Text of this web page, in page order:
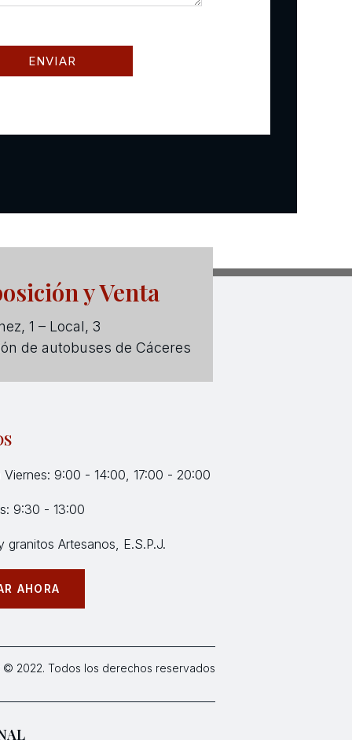
y Venta
1 – Local, 3
de autobuses de Cáceres
Viernes: 9:00 - 14:00, 17:00 - 20:00
9:30 - 13:00
granitos Artesanos, E.S.P.J.
AHORA
© 2022. Todos los derechos reservados